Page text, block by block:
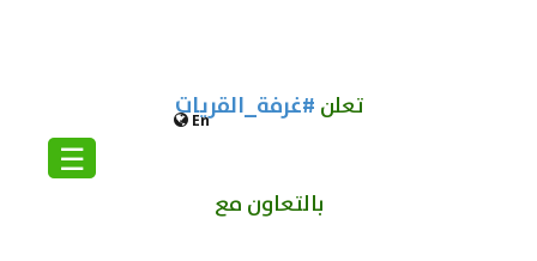
En
☰
تعلن #غرفة_القريات
بالتعاون مع